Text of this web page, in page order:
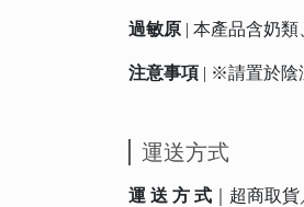
過敏原 | 本產品含奶類
注意事項 | ※請置於陰
運送方式
運 送 方 式 ｜超商取